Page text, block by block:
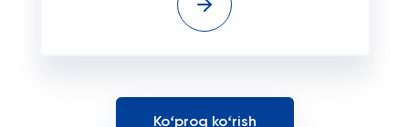
Koʻproq koʻrish